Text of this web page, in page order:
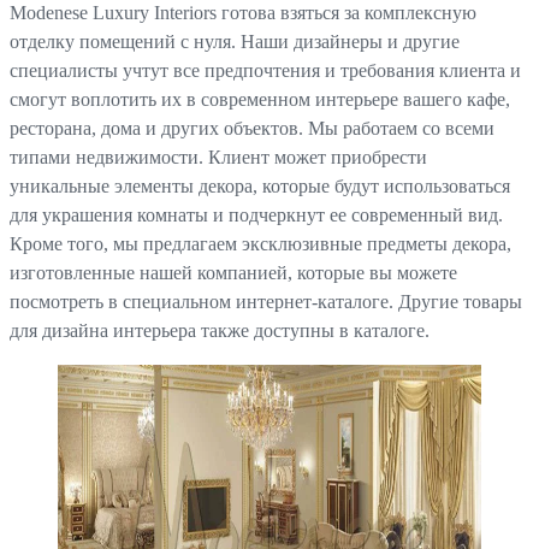
Modenese Luxury Interiors готова взяться за комплексную
отделку помещений с нуля. Наши дизайнеры и другие
специалисты учтут все предпочтения и требования клиента и
смогут воплотить их в современном интерьере вашего кафе,
ресторана, дома и других объектов. Мы работаем со всеми
типами недвижимости. Клиент может приобрести
уникальные элементы декора, которые будут использоваться
для украшения комнаты и подчеркнут ее современный вид.
Кроме того, мы предлагаем эксклюзивные предметы декора,
изготовленные нашей компанией, которые вы можете
посмотреть в специальном интернет-каталоге. Другие товары
для дизайна интерьера также доступны в каталоге.